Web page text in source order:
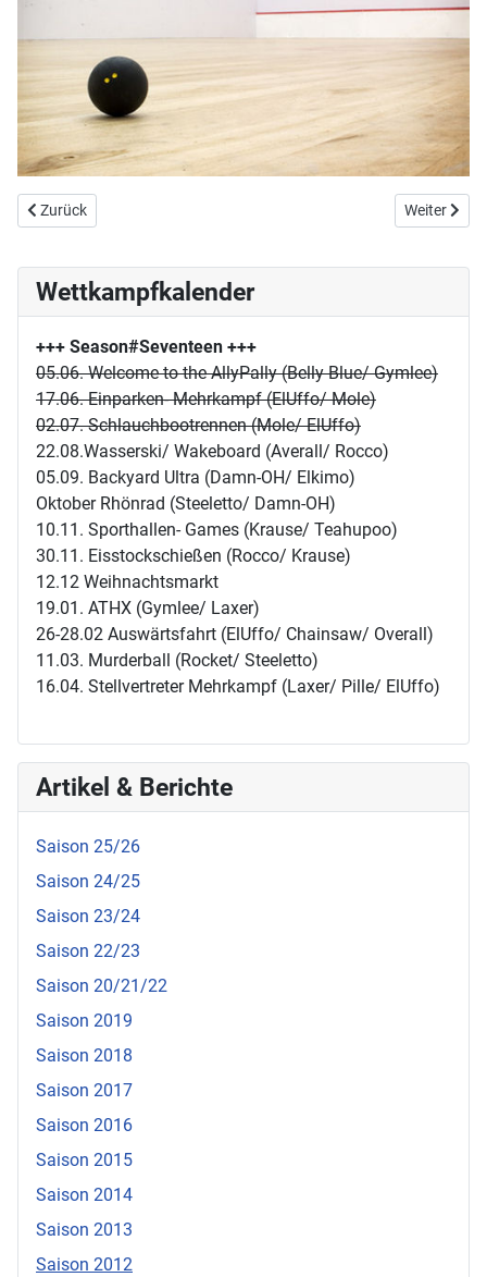
Vorheriger Beitrag: Fünfzigtausend Seitenaufrufe
Zurück Nächster
Weiter
Wettkampfkalender
+++ Season#Seventeen +++
05.06. Welcome to the AllyPally (Belly Blue/ Gymlee)
17.06. Einparken- Mehrkampf (ElUffo/ Mole)
02.07. Schlauchbootrennen (Mole/ ElUffo)
22.08.Wasserski/ Wakeboard (Averall/ Rocco)
05.09. Backyard Ultra (Damn-OH/ Elkimo)
Oktober Rhönrad (Steeletto/ Damn-OH)
10.11. Sporthallen- Games (Krause/ Teahupoo)
30.11. Eisstockschießen (Rocco/ Krause)
12.12 Weihnachtsmarkt
19.01. ATHX (Gymlee/ Laxer)
26-28.02 Auswärtsfahrt (ElUffo/ Chainsaw/ Overall)
11.03. Murderball (Rocket/ Steeletto)
16.04. Stellvertreter Mehrkampf (Laxer/ Pille/ ElUffo)
Artikel & Berichte
Saison 25/26
Saison 24/25
Saison 23/24
Saison 22/23
Saison 20/21/22
Saison 2019
Saison 2018
Saison 2017
Saison 2016
Saison 2015
Saison 2014
Saison 2013
Saison 2012